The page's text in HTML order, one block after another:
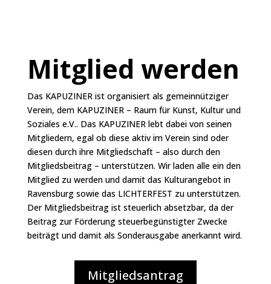
Mitglied werden
Das KAPUZINER ist organisiert als gemeinnütziger
Verein, dem KAPUZINER – Raum für Kunst, Kultur und
Soziales e.V.. Das KAPUZINER lebt dabei von seinen
Mitgliedern, egal ob diese aktiv im Verein sind oder
diesen durch ihre Mitgliedschaft – also durch den
Mitgliedsbeitrag – unterstützen. Wir laden alle ein den
Mitglied zu werden und damit das Kulturangebot in
Ravensburg sowie das LICHTERFEST zu unterstützen.
Der Mitgliedsbeitrag ist steuerlich absetzbar, da der
Beitrag zur Förderung steuerbegünstigter Zwecke
beiträgt und damit als Sonderausgabe anerkannt wird.
Mitgliedsantrag